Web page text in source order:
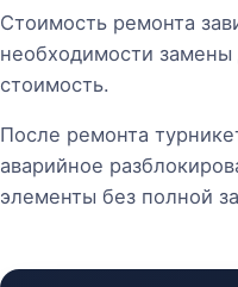
Стоимость ремонта
необходимости
стоимость.
После ремонта
аварийное
элементы без полной